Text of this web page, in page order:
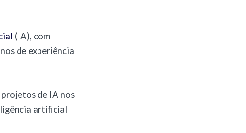
(IA), com
de experiência
de IA nos
artificial